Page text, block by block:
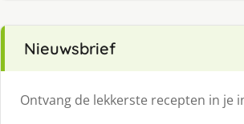
Nieuwsbrief
Ontvang de lekkerste recepten in je